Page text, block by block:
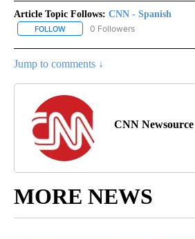
Article Topic Follows: CNN - Spanish
FOLLOW FOLLOW "CNN - SPANISH" TO
0 Followers
Jump to comments ↓
CNN Newsource
MORE NEWS